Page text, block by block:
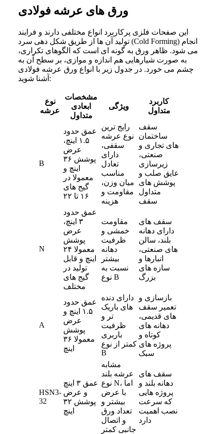
ورق های عرشه فولادی
این صفحات فلزی پرکاربرد انواع مختلفی دارند و فرایند
تولید آن ها از طریق شکل دهی سرد (Cold Forming) انجام
می شود. ظاهر ورق به گونه ای است که الگوهای تکراری،
به صورت شیارهایی هم اندازه و موازی، بر سطح آن به
چشم می خورد. در جدول زیر با انواع ورق عرشه فولادی
آشنا شوید:
نوع
عرشه
مشخصات
ابعادی
متداول
ویژگی
کاربرد
متداول
B
عمق حدود
۱.۵ اینچ،
عرض
پوشش ۳۶
اینچ و
معمولا در
گیج های
۱۶ تا ۲۲
رایج ترین
نوع عرشه
سقفی،
دارای
تعادل
مناسب
میان وزن،
مقاومت و
هزینه
سقف
ساختمان
های تجاری و
صنعتی،
زیرسازی
عایق صلب و
پوشش های
متداول
سقف
N
عمق حدود
۳ اینچ،
عرض
پوشش
معمولا ۲۴
اینچ و قابل
تولید در
گیج های
مختلف
مقاومت
خمشی و
ظرفیت
دهانه
بیشتر
نسبت به
نوع B
سقف های
دارای دهانه
بلند، سالن
های صنعتی،
انبارها و
سازه های
بزرگ
A
عمق حدود
۱.۵ اینچ و
عرض
پوشش
معمولا ۳۶
اینچ
دارای دنده
های باریک
تر و
ظرفیت
باربری
کمتر از نوع
B
بازسازی و
تعمیر سقف
های قدیمی،
دهانه های
کوتاه و
پروژه های
سبک
HSN3-
32
عمق ۳ اینچ
و عرض
پوشش ۳۲
اینچ
مشابه
عرشه بلند
نوع N، اما
با عرض
بیشتر و
تعداد ورق
و اتصال
جانبی کمتر
سقف های
دهانه بلند و
پروژه هایی
که سرعت
نصب اهمیت
دارد